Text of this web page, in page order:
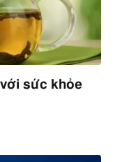
sức khỏe